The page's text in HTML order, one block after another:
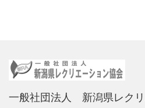
一般社団法人 新潟県レク